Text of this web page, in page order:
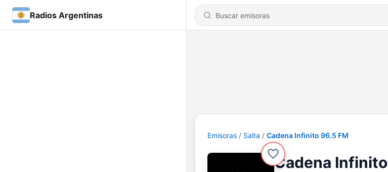
Radios Argentinas
Emisoras Salta Cadena Infinito 96.5 FM
Cadena Infinito